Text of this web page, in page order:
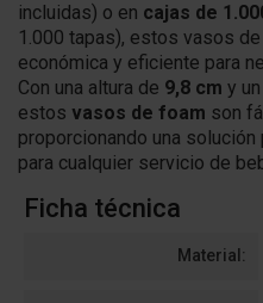
incluidas) o en cajas de
1.000 tapas), estos vasos
económica y eficiente para
Con una altura de 9,8 cm y
estos vasos de foam son
proporcionando una
para cualquier servicio de
Ficha técnica
Material: